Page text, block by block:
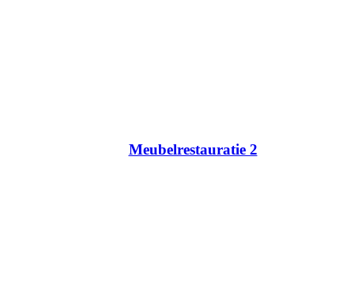
Meubelrestauratie 2